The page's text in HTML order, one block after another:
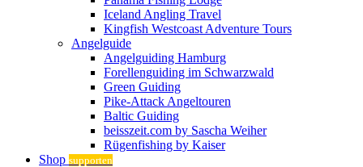
Iceland Angling Travel
Kingfish Westcoast Adventure Tours
Angelguide
Angelguiding Hamburg
Forellenguiding im Schwarzwald
Green Guiding
Pike-Attack Angeltouren
Baltic Guiding
beisszeit.com by Sascha Weiher
Rügenfishing by Kaiser
Shop supporten